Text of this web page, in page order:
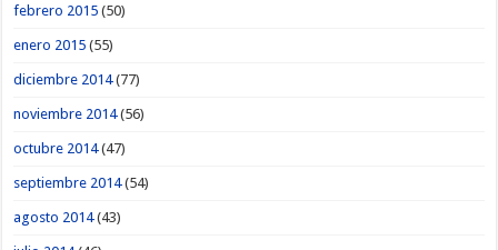
febrero 2015 (50)
enero 2015 (55)
diciembre 2014(77)
noviembre 2014(56)
octubre 2014(47)
septiembre 2014(54)
agosto 2014(43)